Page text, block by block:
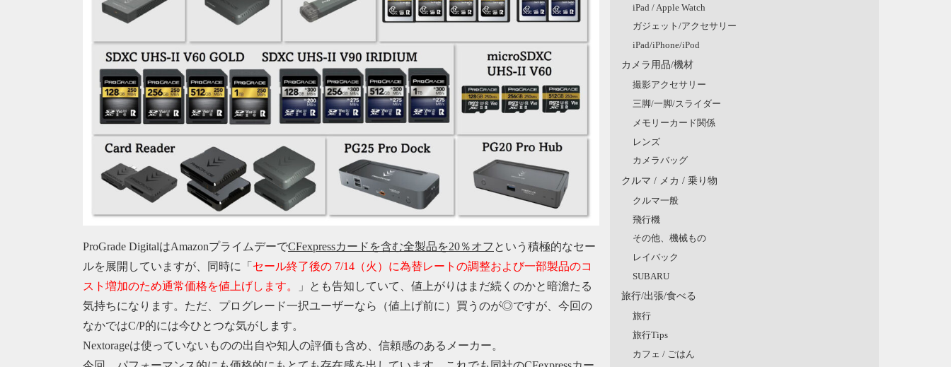
ProGrade DigitalはAmazonプライムデーでCFexpressカードを含む全製品を20％オフ という積極的なセー
ルを展開していますが、同時に「 セール終了後の 7/14（火）に為替レートの調整および一部製品のコ
スト増加のため通常価格を値上げします。
」とも告知していて、値上がりはまだ続くのかと暗澹たる
気持ちになります。ただ、プログレード一択ユーザーなら（値上げ前に）買うのが◎ですが、今回の
なかではC/P的には今ひとつな気がします。
Nextorageは使っていないものの出自や知人の評価も含め、信頼感のあるメーカー。
iPad / Apple Watch
ガジェット/アクセサリー
iPad/iPhone/iPod
カメラ用品/機材
撮影アクセサリー
三脚/一脚/スライダー
メモリーカード関係
レンズ
カメラバッグ
クルマ / メカ / 乗り物
クルマ一般
飛行機
その他、機械もの
レイバック
SUBARU
旅行/出張/食べる
旅行
旅行Tips
カフェ / ごはん